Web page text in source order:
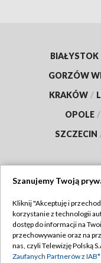
BIAŁYSTOK
GORZÓW
KRAKÓW /
OPOLE /
SZCZECIN
Abonament TVP
Emisja w TVP
Szanujemy Twoją
Kliknij "Akceptuję i
korzystanie z technologii
dostęp do informacji na
przechowywanie oraz na
nas, czyli Telewizję Polską
Zaufanych Partnerów z